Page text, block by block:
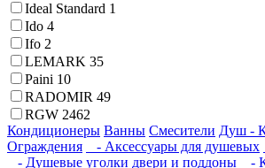
Ideal Standard 1
Ido 4
Ifo 2
LEMARK 35
Paini 10
RADOMIR 49
RGW 2462
Кондиционеры Ванны Смесители Душ -
Ограждения
- Аксессуары для душевых
- Душевые уголки двери и поддоны
-